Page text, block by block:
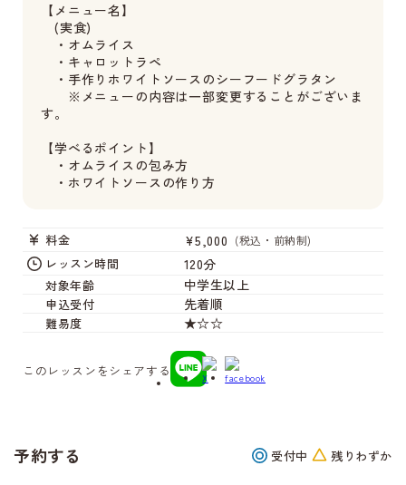
【メニュー名】
(実食)
・オムライス
・キャロットラペ
・手作りホワイトソースのシーフードグラタン
※メニューの内容は一部変更することがございま
す。
【学べるポイント】
・オムライスの包み方
・ホワイトソースの作り方
料金 ¥5,000 (税込・前納制)
レッスン時間 120分
対象年齢 中学生以上
申込受付 先着順
難易度 ★☆☆
このレッスンをシェアする
予約する 受付中 残りわずか